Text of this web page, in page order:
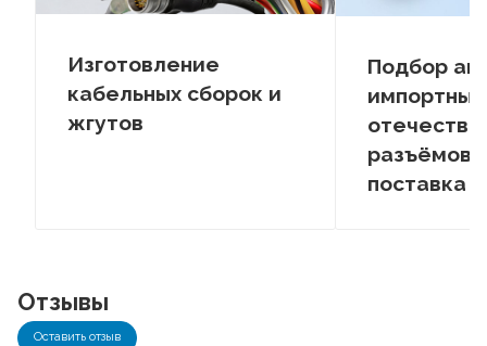
Изготовление
кабельных сборок и
жгутов
Подбор
разъёмов
поставка
Отзывы
Оставить отзыв